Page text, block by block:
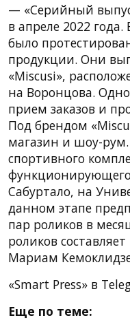
— «Серийный
в апреле 2022
было
продукции. Они
«Miscusi»,
на Воронцова.
прием заказов и
Под брендом
магазин и шоу-
спортивного
Сабуртало, на
данном этапе
пар роликов в
роликов
Мариам
«Smart Press» в
Еще по теме: